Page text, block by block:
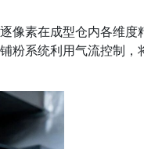
像素在成型仓内各维度
粉系统利用气流控制，